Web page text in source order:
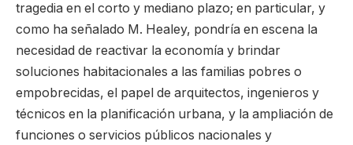
tragedia en el corto y mediano plazo; en particular, y
como ha señalado M. Healey, pondría en escena la
necesidad de reactivar la economía y brindar
soluciones habitacionales a las familias pobres o
empobrecidas, el papel de arquitectos, ingenieros y
técnicos en la planificación urbana, y la ampliación de
funciones o servicios públicos nacionales y